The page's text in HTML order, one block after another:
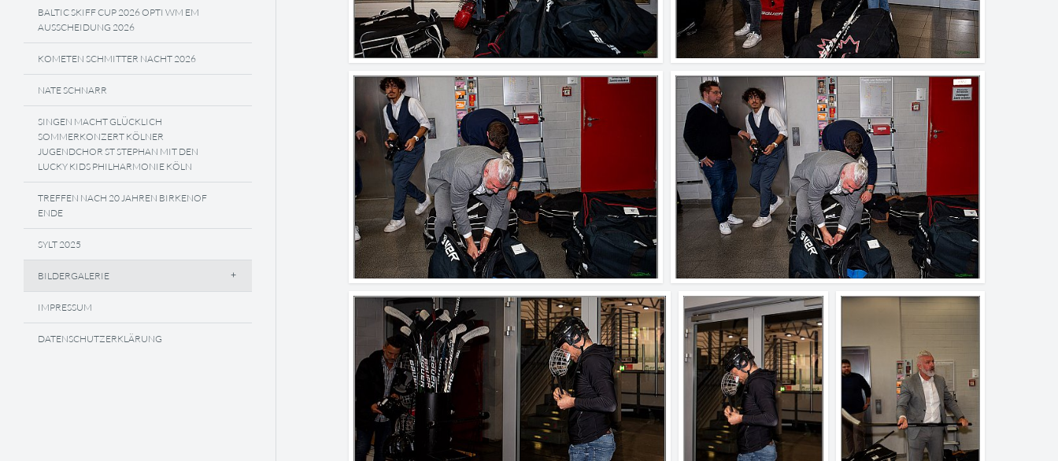
BALTIC SKIFF CUP 2026 OPTI WM EM
AUSSCHEIDUNG 2026
KOMETEN SCHMITTER NACHT 2026
NATE SCHNARR
SINGEN MACHT GLÜCKLICH
SOMMERKONZERT KÖLNER
JUGENDCHOR ST STEPHAN MIT DEN
LUCKY KIDS PHILHARMONIE KÖLN
TREFFEN NACH 20 JAHREN BIRKENOF
ENDE
SYLT 2025
BILDERGALERIE
IMPRESSUM
DATENSCHUTZERKLÄRUNG